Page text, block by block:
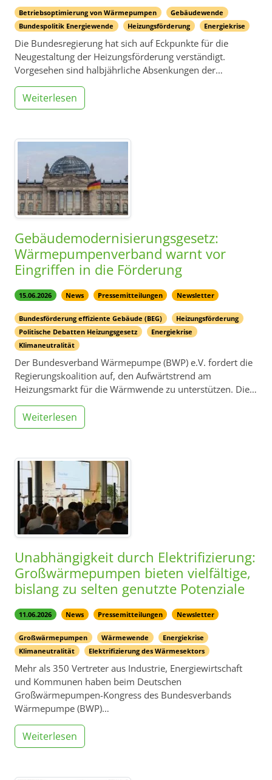
Betriebsoptimierung von Wärmepumpen
Gebäudewende
Bundespolitik Energiewende
Heizungsförderung Energiekrise
Die Bundesregierung hat sich auf Eckpunkte für die
Neugestaltung der Heizungsförderung verständigt.
Vorgesehen sind halbjährliche Absenkungen der…
Weiterlesen
Gebäudemodernisierungsgesetz:
Wärmepumpenverband warnt vor
Eingriffen in die Förderung
15.06.2026 News Pressemitteilungen Newsletter
Bundesförderung effiziente Gebäude (BEG)
Heizungsförderung
Politische Debatten Heizungsgesetz
Energiekrise
Klimaneutralität
Der Bundesverband Wärmepumpe (BWP) e.V. fordert die
Regierungskoalition auf, den Aufwärtstrend am
Heizungsmarkt für die Wärmwende zu unterstützen. Die…
Weiterlesen
Unabhängigkeit durch Elektrifizierung:
Großwärmepumpen bieten vielfältige,
bislang zu selten genutzte Potenziale
11.06.2026 News Pressemitteilungen Newsletter
Großwärmepumpen Wärmewende
Energiekrise
Klimaneutralität
Elektrifizierung des Wärmesektors
Mehr als 350 Vertreter aus Industrie, Energiewirtschaft
und Kommunen haben beim Deutschen
Großwärmepumpen-Kongress des Bundesverbands
Wärmepumpe (BWP)…
Weiterlesen